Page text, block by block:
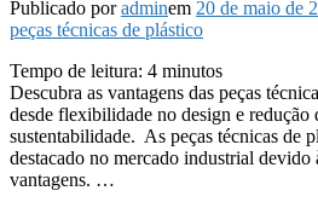
Publicado poradminem 20 de maio de
peças técnicas de plástico
Tempo de leitura: 4 minutos
Descubra as vantagens das peças
desde flexibilidade no design e redução
sustentabilidade. As peças técnicas de
destacado no mercado industrial devido
vantagens. …